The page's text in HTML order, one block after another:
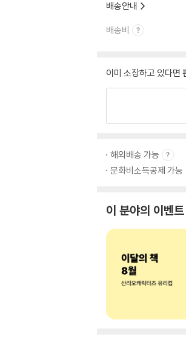
배송안내
배송비
이미 소장하고 있다면
해외배송 가능
문화비소득공제 가능
이 분야의 이벤트